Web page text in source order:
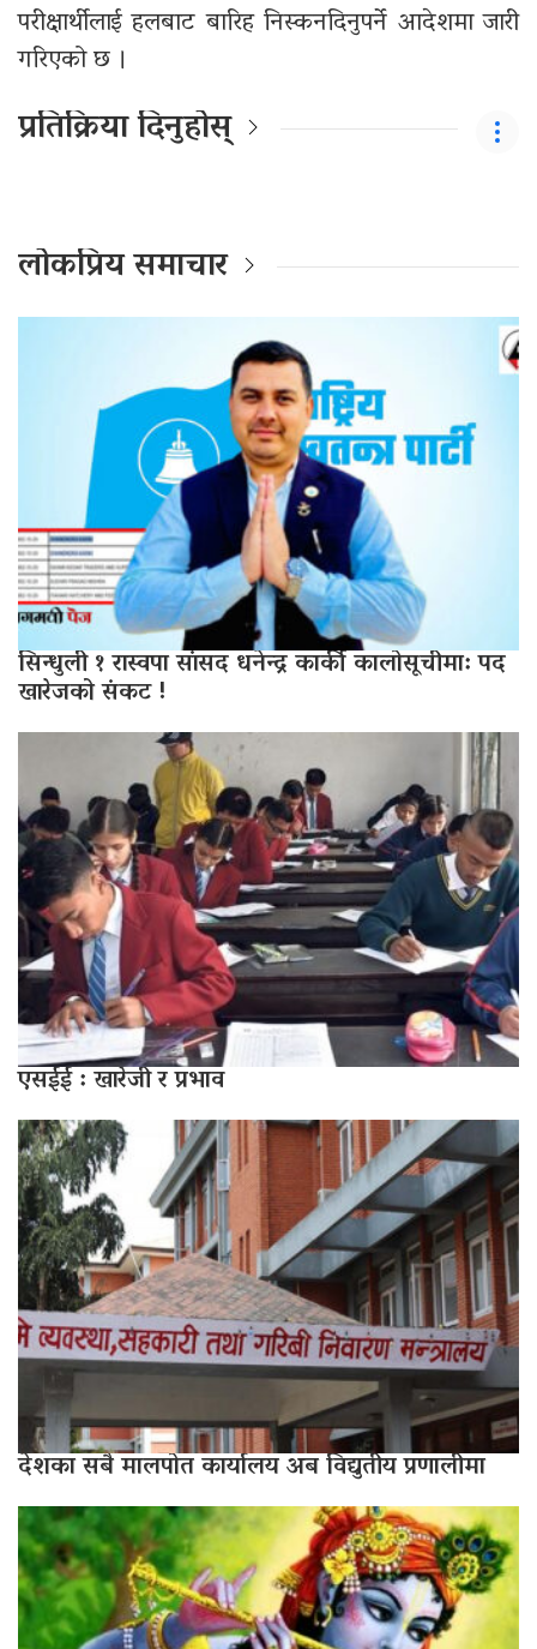
परीक्षार्थीलाई हलबाट बारिह निस्कनदिनुपर्ने आदेशमा जारी
गरिएको छ ।
प्रतिक्रिया दिनुहोस्
लोकप्रिय समाचार
सिन्धुली १ रास्वपा सांसद धनेन्द्र कार्की कालोसूचीमा: पद
खारेजको संकट !
एसईई : खारेजी र प्रभाव
देशका सबै मालपोत कार्यालय अब विद्युतीय प्रणालीमा